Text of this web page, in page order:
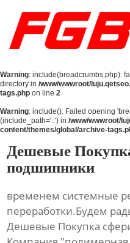
Главная
О Нас
Продукция
Новости
Warning: include(breadcrumbs.php):
directory in /www/wwwroot/
tags.php on line 2
Warning: include(): Failed opening
(include_path='.:') in /www/wwwroot/
content/themes/global/archive-
Дешевые
подшипники
временем системные
переработки.Будем
Дешевые Покупка